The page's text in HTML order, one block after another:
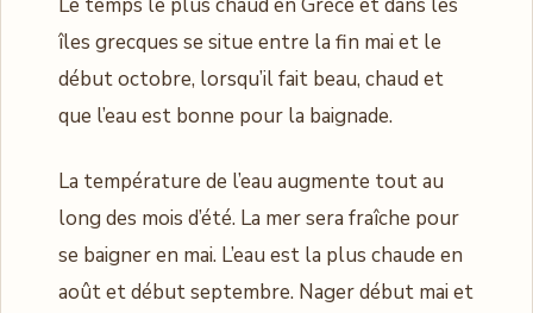
îles grecques se situe entre la fin mai et le
début octobre, lorsqu’il fait beau, chaud et
que l’eau est bonne pour la baignade.
La température de l’eau augmente tout au
long des mois d’été. La mer sera fraîche pour
se baigner en mai. L’eau est la plus chaude en
août et début septembre. Nager début mai et